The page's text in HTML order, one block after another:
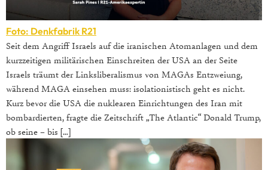
Foto: Denkfabrik R21
Seit dem Angriff Israels auf die iranischen Atomanlagen und dem
kurzzeitigen militärischen Einschreiten der USA an der Seite
Israels träumt der Linksliberalismus von MAGAs Entzweiung,
während MAGA einsehen muss: isolationistisch geht es nicht.
Kurz bevor die USA die nuklearen Einrichtungen des Iran mit
bombardierten, fragte die Zeitschrift „The Atlantic“ Donald Trump,
ob seine – bis […]